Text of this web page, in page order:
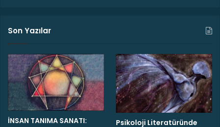
Son Yazılar
İNSAN TANIMA SANATI:
Psikoloji Literatüründe